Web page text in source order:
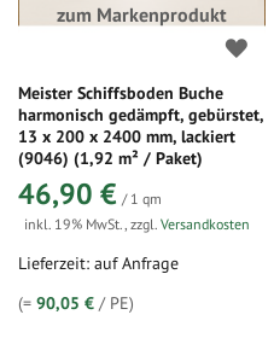
zum Markenprodukt
Meister Schiffsboden Buche
harmonisch gedämpft, gebürstet,
13 x 200 x 2400 mm, lackiert
(9046) (1,92 m² / Paket)
46,90 € / 1 qm
inkl. 19% MwSt., zzgl. Versandkosten
Lieferzeit: auf Anfrage
(= 90,05 € / PE)